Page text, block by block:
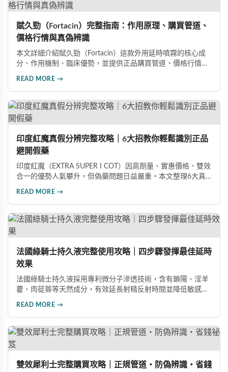
賦久勁（Fortacin）完整指南：作用原理、購買管道、
價格行情與真偽辨識
本文詳細介紹賦久勁（Fortacin）這款外用延時噴霧的核心成
分、作用機制、臨床優勢，並提供正品購買管道、價格行情比
READ MORE →
印度紅魔真假分辨完整攻略｜6大招教你輕鬆識別正品
避開假藥
印度紅魔（EXTRA SUPER I COT）因高劑量、實惠價格、雙效
合一的優勢人氣攀升，但偽藥問題日益嚴重。本文整理6大真
READ MORE →
法國綠騎士持久液完整使用攻略｜四步驟發揮最佳延時
效果
法國綠騎士持久液採用專利微分子滲透技術，含有鎖陽、淫羊
藿、肉蓯蓉等天然成分，有效延長射精反射時間並降低敏感
READ MORE →
雙效犀利士完整購買攻略｜正規管道・防偽辨識・省錢